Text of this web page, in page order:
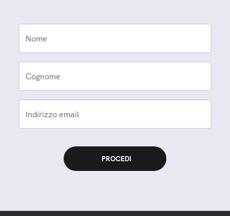
Nome
Cognome
Indirizzo email